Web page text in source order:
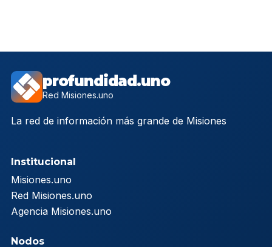
profundidad.uno
Red Misiones.uno
La red de información más grande de Misiones
Institucional
Misiones.uno
Red Misiones.uno
Agencia Misiones.uno
Nodos